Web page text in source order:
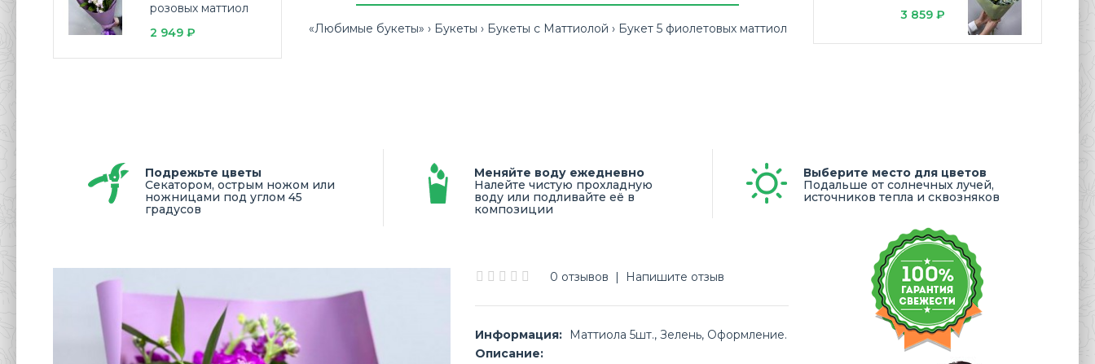
розовых маттиол
2 949 ₽
«Любимые букеты» Букеты Букеты с Маттиолой Букет 5 фиолетовых маттиол
3 859 ₽
Подрежьте цветы
Секатором, острым ножом или
ножницами под углом 45
градусов
Меняйте воду ежедневно
Налейте чистую прохладную
воду или подливайте её в
композиции
Выберите место для цветов
Подальше от солнечных лучей,
источников тепла и сквозняков
0 отзывов | Напишите отзыв
Информация:
Маттиола 5шт., Зелень, Оформление.
Описание: